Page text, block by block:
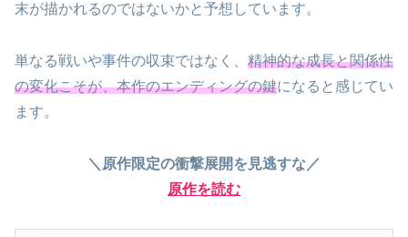
末が描かれるのではないかと予想しています。
単なる戦いや事件の収束ではなく、 精神的な成長と関係性
の変化こそが、本作のエンディングの鍵になると感じてい
ます。
＼原作限定の衝撃展開を見逃すな／
原作を読む